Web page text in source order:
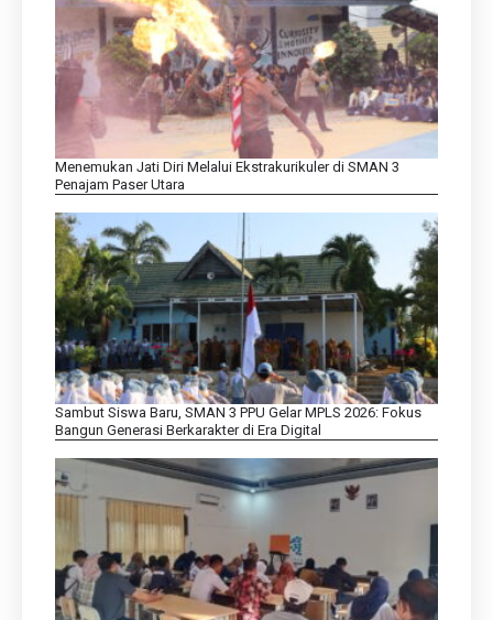
Menemukan Jati Diri Melalui Ekstrakurikuler di SMAN 3
Penajam Paser Utara
Sambut Siswa Baru, SMAN 3 PPU Gelar MPLS 2026: Fokus
Bangun Generasi Berkarakter di Era Digital